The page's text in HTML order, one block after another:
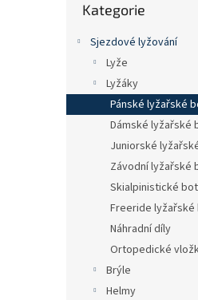
kategorie
Kategorie
Sjezdové lyžování
Lyže
Lyžáky
Pánské lyžařské
Dámské lyžařské
Juniorské
Závodní lyžařské
Skialpinistické
Freeride
Náhradní díly
Ortopedické
Brýle
Helmy